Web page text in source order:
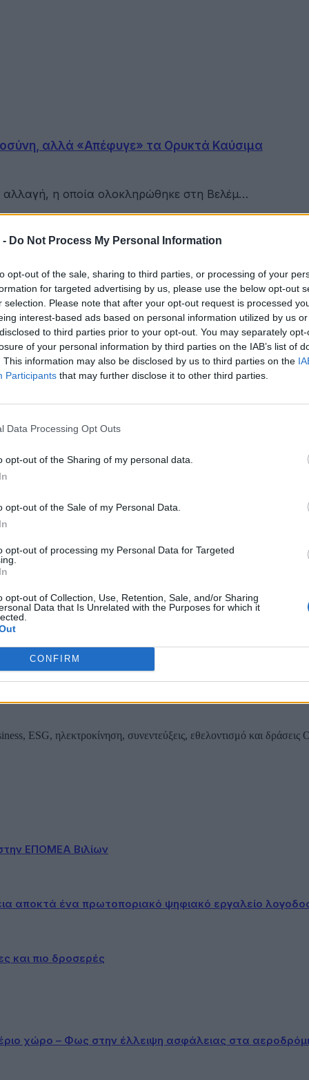
- Do Not Process My Personal Information
opt-out of the sale, sharing to third parties, or processing of your
for targeted advertising by us, please use the below opt-out
selection. Please note that after your opt-out request is processed
interest-based ads based on personal information utilized by us
to third parties prior to your opt-out. You may separately
of your personal information by third parties on the IAB’s list of
This information may also be disclosed by us to third parties on the
Participants that may further disclose it to other third parties.
Data Processing Opt Outs
opt-out of the Sharing of my personal data.
opt-out of the Sale of my Personal Data.
opt-out of processing my Personal Data for Targeted
opt-out of Collection, Use, Retention, Sale, and/or Sharing
Data that Is Unrelated with the Purposes for which it
CONFIRM
αλλά «Απέφυγε» τα Ορυκτά Καύσιμα
η οποία ολοκληρώθηκε στη Βελέμ…
ΕΠΟΜΕΑ Βιλίων
αποκτά ένα πρωτοποριακό ψηφιακό εργαλείο
και πιο δροσερές
πάρκου Faria Αίολος Λάρυμνα
σε 12
του ESG, του Green Business και των ΟΤΑ
ESG, ηλεκτροκίνηση, συνεντεύξεις, εθελοντισμό και
ΕΠΟΜΕΑ Βιλίων
αποκτά ένα πρωτοποριακό ψηφιακό εργαλείο
και πιο δροσερές
χώρο – Φως στην έλλειψη ασφάλειας στα